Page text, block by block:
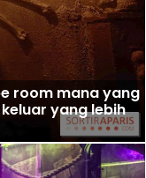
room mana yang
yang lebih